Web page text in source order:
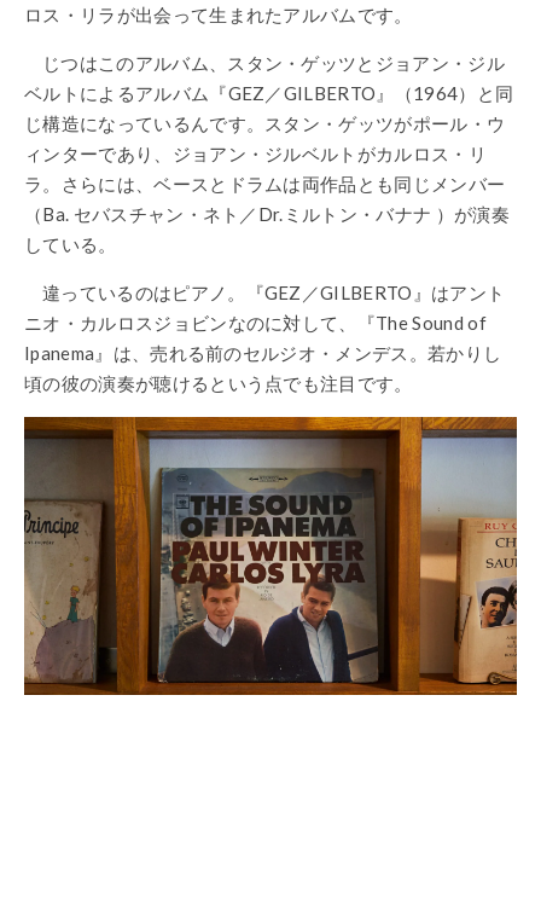
ロス・リラが出会って生まれたアルバムです。
じつはこのアルバム、スタン・ゲッツとジョアン・ジル
ベルトによるアルバム『GEZ／GILBERTO』（1964）と同
じ構造になっているんです。スタン・ゲッツがポール・ウ
ィンターであり、ジョアン・ジルベルトがカルロス・リ
ラ。さらには、ベースとドラムは両作品とも同じメンバー
（Ba. セバスチャン・ネト／Dr.ミルトン・バナナ ）が演奏
している。
違っているのはピアノ。『GEZ／GILBERTO』はアント
ニオ・カルロスジョビンなのに対して、『The Sound of
Ipanema』は、売れる前のセルジオ・メンデス。若かりし
頃の彼の演奏が聴けるという点でも注目です。